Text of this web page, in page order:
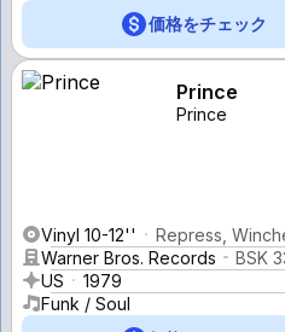
価格をチェック
Prince
Prince
Vinyl 10-12''
Repress,
Warner Bros. Records
BSK
US
1979
Funk / Soul